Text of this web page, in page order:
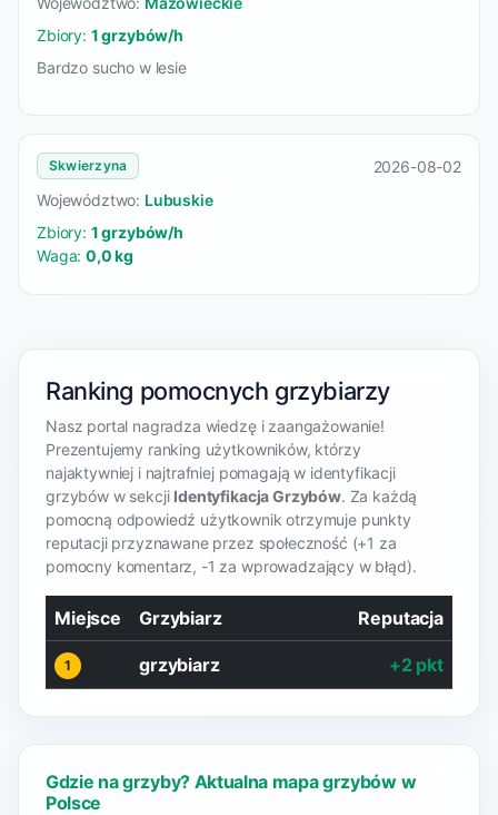
Zbiory: 1 grzybów/h
Bardzo sucho w lesie
Skwierzyna
2026-08-02
Województwo: Lubuskie
Zbiory: 1 grzybów/h
Waga:0,0 kg
Ranking pomocnych grzybiarzy
Nasz portal nagradza wiedzę i zaangażowanie!
Prezentujemy ranking użytkowników, którzy
najaktywniej i najtrafniej pomagają w identyfikacji
grzybów w sekcji Identyfikacja Grzybów. Za każdą
pomocną odpowiedź użytkownik otrzymuje punkty
reputacji przyznawane przez społeczność (+1 za
pomocny komentarz, -1 za wprowadzający w błąd).
Miejsce Grzybiarz Reputacja
1 grzybiarz +2 pkt
Gdzie na grzyby? Aktualna mapa grzybów w
Polsce